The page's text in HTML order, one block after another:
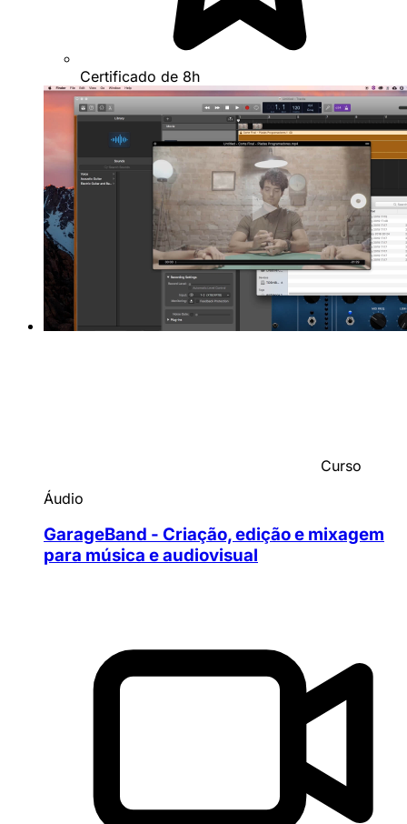
Certificado de 8h
Curso
Áudio
GarageBand - Criação, edição e mixagem
para música e audiovisual